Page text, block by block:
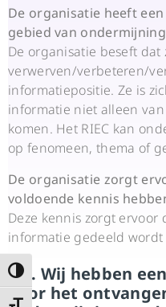
Keuze voor hoog contrast
De organisatie heeft
gebied van
De organisatie beseft
verwerven/verbeteren/
informatiepositie. Ze is
informatie niet alleen
komen. Het RIEC kan
op fenomeen, thema of
De organisatie zorgt
voldoende kennis
Deze kennis zorgt
informatie gedeeld
4.2. Wij hebben
voor het